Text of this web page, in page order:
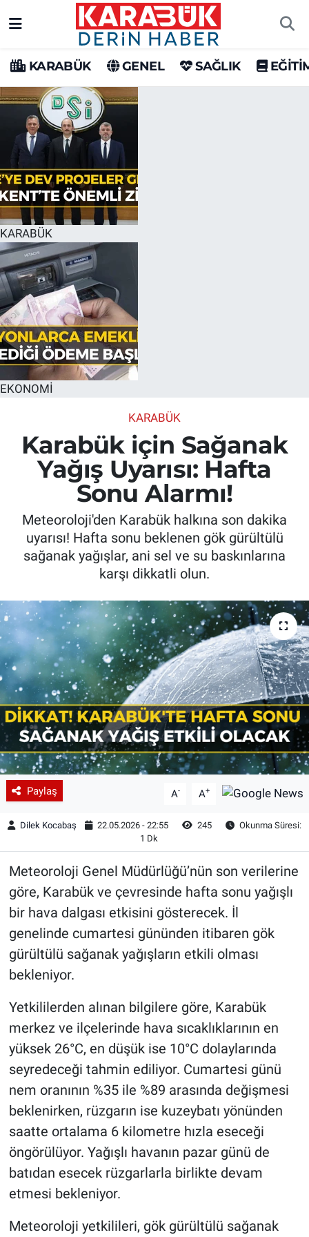
KARABÜK GENEL SAĞLIK
KARABÜK
EKONOMİ
KARABÜK
Karabük için Sağanak
Yağış Uyarısı: Hafta
Sonu Alarmı!
Meteoroloji'den Karabük halkına son dakika
uyarısı! Hafta sonu beklenen gök gürültülü
sağanak yağışlar, ani sel ve su baskınlarına
karşı dikkatli olun.
Paylaş A- A+
Dilek Kocabaş 22.05.2026 - 22:55 245
Okunma Süresi:
1 Dk
Meteoroloji Genel Müdürlüğü’nün son verilerine
göre, Karabük ve çevresinde hafta sonu yağışlı
bir hava dalgası etkisini gösterecek. İl
genelinde cumartesi gününden itibaren gök
gürültülü sağanak yağışların etkili olması
bekleniyor.
Yetkililerden alınan bilgilere göre, Karabük
merkez ve ilçelerinde hava sıcaklıklarının en
yüksek 26°C, en düşük ise 10°C dolaylarında
seyredeceği tahmin ediliyor. Cumartesi günü
nem oranının %35 ile %89 arasında değişmesi
beklenirken, rüzgarın ise kuzeybatı yönünden
saatte ortalama 6 kilometre hızla eseceği
öngörülüyor. Yağışlı havanın pazar günü de
batıdan esecek rüzgarlarla birlikte devam
etmesi bekleniyor.
Meteoroloji yetkilileri, gök gürültülü sağanak
Karabük Hava Durumu
Karabük Trafik Yoğunluk Haritası
Süper Lig Puan Durumu ve Fikstür
Tüm Manşetler
Son Dakika Haberleri
Haber Arşivi